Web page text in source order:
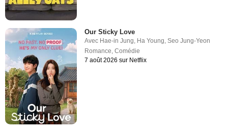
Our Sticky Love
Avec Hae-in Jung, Ha Young,Seo Jung-Yeon
Romance,Comédie
7 août 2026 sur Netflix